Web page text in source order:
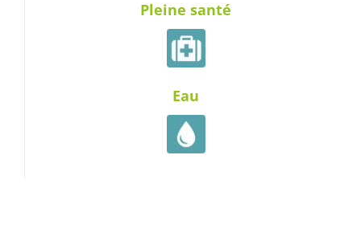
Pleine santé
Eau